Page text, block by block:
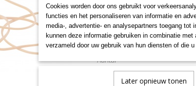
mm, doos
€ 11,90
Aantal
Cookies worden door ons gebruikt voor
functies en het personaliseren van informatie en
media-, advertentie- en analysepartners toegang tot
kunnen deze informatie gebruiken in combinatie
verzameld door uw gebruik van hun diensten of die
Later opnieuw tonen